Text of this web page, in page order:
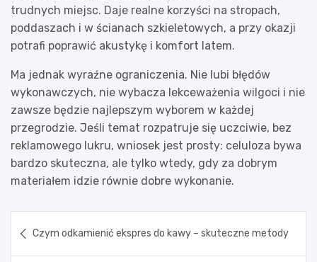
trudnych miejsc. Daje realne korzyści na stropach,
poddaszach i w ścianach szkieletowych, a przy okazji
potrafi poprawić akustykę i komfort latem.
Ma jednak wyraźne ograniczenia. Nie lubi błędów
wykonawczych, nie wybacza lekceważenia wilgoci i nie
zawsze będzie najlepszym wyborem w każdej
przegrodzie. Jeśli temat rozpatruje się uczciwie, bez
reklamowego lukru, wniosek jest prosty: celuloza bywa
bardzo skuteczna, ale tylko wtedy, gdy za dobrym
materiałem idzie równie dobre wykonanie.
wpisu
Czym odkamienić ekspres do kawy – skuteczne metody